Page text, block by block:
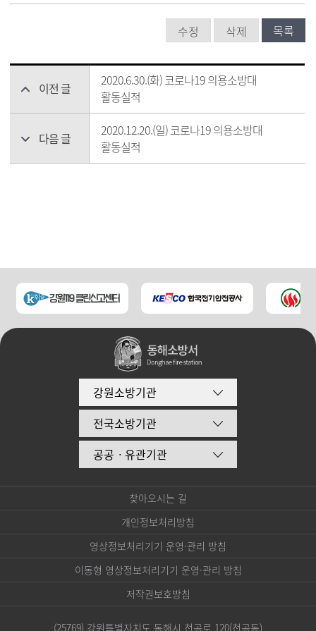
수정 삭제 목록
이전 글
2020.6.30.(화) 코로나19 의용소방대
활동실적
다음 글
2020.12.20.(일) 코로나19 의용소방대
활동실적
강원소방기관
전국소방기관
공공ㆍ유관기관
찾아오시는 길
개인정보처리방침
영상정보처리기기 운영·관리 방침
이동형 영상정보처리기기 운영·관리 방침
저작권보호방침
(25769) 강원특별자치도 동해시 천곡로 120(천곡동)